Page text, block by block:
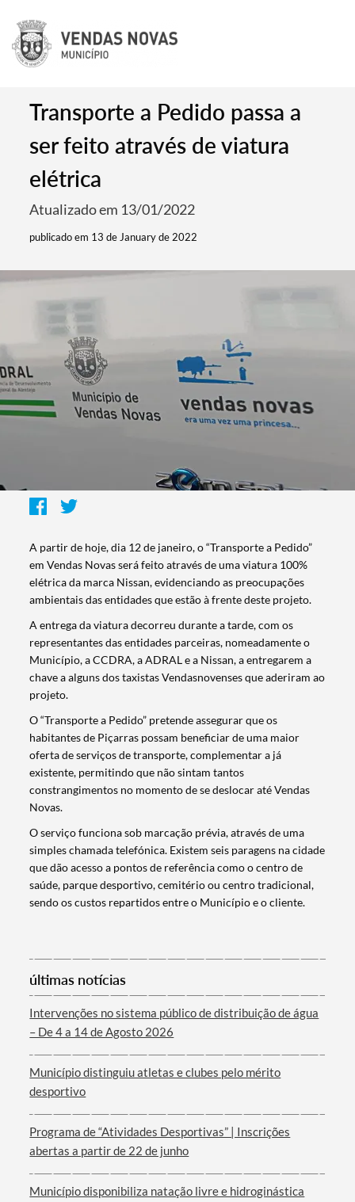
Categorias gerais
Filtros
Transporte a Pedido passa a
ser feito através de viatura
elétrica
Atualizado em 13/01/2022
publicado em 13 de January de 2022
A partir de hoje, dia 12 de janeiro, o “Transporte a Pedido”
em Vendas Novas será feito através de uma viatura 100%
elétrica da marca Nissan, evidenciando as preocupações
ambientais das entidades que estão à frente deste projeto.
A entrega da viatura decorreu durante a tarde, com os
representantes das entidades parceiras, nomeadamente o
Município, a CCDRA, a ADRAL e a Nissan, a entregarem a
chave a alguns dos taxistas Vendasnovenses que aderiram ao
projeto.
O “Transporte a Pedido” pretende assegurar que os
habitantes de Piçarras possam beneficiar de uma maior
oferta de serviços de transporte, complementar a já
existente, permitindo que não sintam tantos
constrangimentos no momento de se deslocar até Vendas
Novas.
O serviço funciona sob marcação prévia, através de uma
simples chamada telefónica. Existem seis paragens na cidade
que dão acesso a pontos de referência como o centro de
saúde, parque desportivo, cemitério ou centro tradicional,
sendo os custos repartidos entre o Município e o cliente.
últimas notícias
Intervenções no sistema público de distribuição de água
– De 4 a 14 de Agosto 2026
Município distinguiu atletas e clubes pelo mérito
desportivo
Programa de “Atividades Desportivas” | Inscrições
abertas a partir de 22 de junho
Município disponibiliza natação livre e hidroginástica